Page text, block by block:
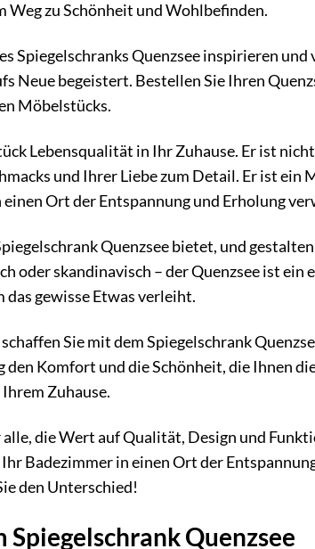
Weg zu Schönheit und Wohlbefinden.
Spiegelschranks Quenzsee inspirieren
Neue begeistert. Bestellen Sie Ihren
Möbelstücks.
Lebensqualität in Ihr Zuhause. Er ist
und Ihrer Liebe zum Detail. Er ist ein
Ort der Entspannung und Erholung
Quenzsee bietet, und
oder skandinavisch – der Quenzsee ist ein
gewisse Etwas verleiht.
Sie mit dem Spiegelschrank
den Komfort und die Schönheit, die Ihnen
Zuhause.
die Wert auf Qualität, Design und
Badezimmer in einen Ort der
den Unterschied!
Spiegelschrank Quenzsee